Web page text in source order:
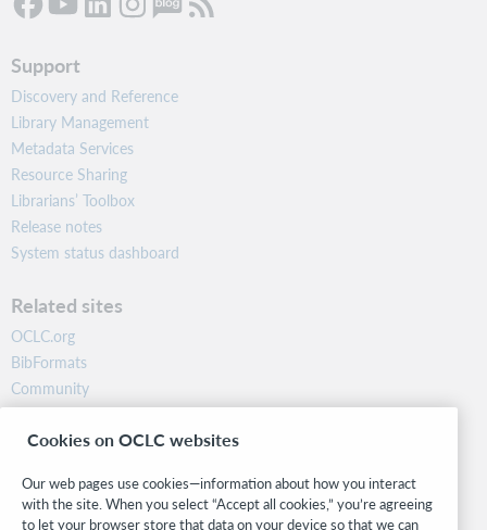
Support
Discovery and Reference
Library Management
Metadata Services
Resource Sharing
Librarians’ Toolbox
Release notes
System status dashboard
Related sites
OCLC.org
BibFormats
Community
Research
WebJunction
Stay in the know.
Cookies on OCLC websites
Our web pages use cookies—information about how you interact
with the site. When you select “Accept all cookies,” you’re agreeing
to let your browser store that data on your device so that we can